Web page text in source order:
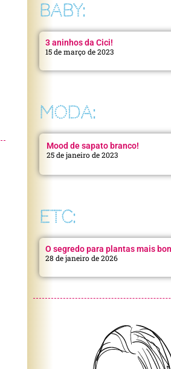
BABY:
3 aninhos da Cici!
15 de março de 2023
MODA:
Mood de sapato branco!
25 de janeiro de 2023
ETC:
O segredo para plantas mais
28 de janeiro de 2026